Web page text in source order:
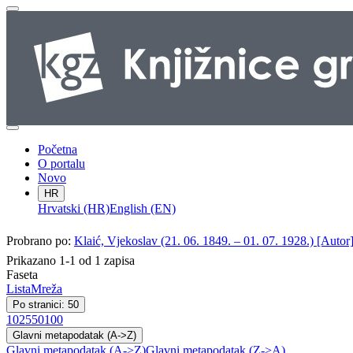
Početna
O portalu
Novo
HR
Hrvatski (HR)English (EN)
Probrano po: Klaić, Vjekoslav (21. 06. 1849. – 01. 07. 1928.) [Autor]
Prikazano 1-1 od 1 zapisa
Faseta
ListaMreža
Po stranici: 50
102550100
Glavni metapodatak (A->Z)
Glavni metapodatak (A->Z)Glavni metapodatak (Z->A)